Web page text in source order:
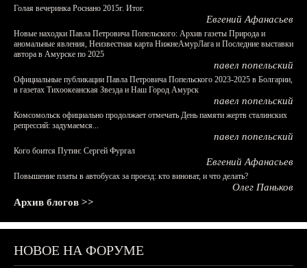
Голая вечеринка Роснано 2015г. Итог.
Евгений Афанасьев
Новые находки Павла Петровича Попельского: Архив газеты Природа и
аномальные явления, Неизвестная карта НижнеАмурЛага и Последние выставки
автора в Амурске по 2025
павел попельский
Официальные публикации Павла Петровича Попельского 2023-2025 в Болгарии,
в газетах Тихоокеанская Звезда и Наш Город Амурск
павел попельский
Комсомольск официально продолжает отмечать День памяти жертв сталинских
репрессий: задумаемся...
павел попельский
Кого боится Путин: Сергей Фургал
Евгений Афанасьев
Повышение платы в автобусах за проезд: кто виноват, и что делать?
Олег Паньков
Архив блогов >>
НОВОЕ НА ФОРУМЕ